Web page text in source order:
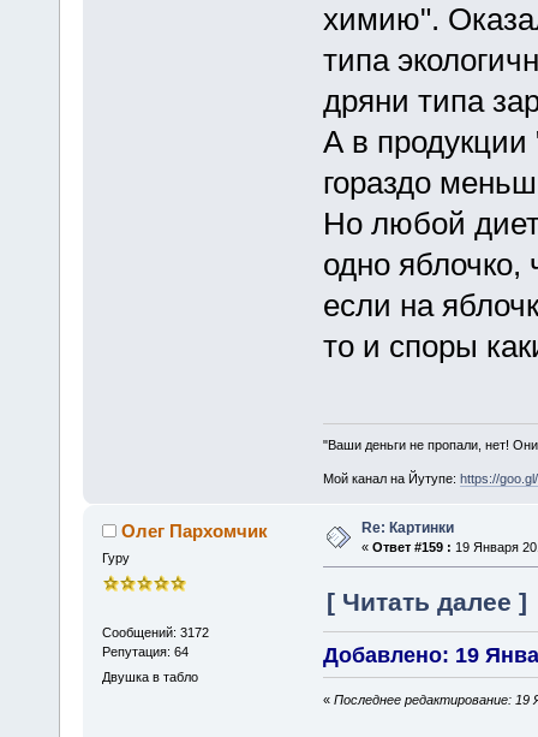
химию".
типа
дряни типа
А в продукции
гораздо
Но любой
одно
если на
то и споры
"Ваши деньги не пропали, нет!
Мой канал на Йутупе: https://
Олег Пархомчик
Гуру
Сообщений: 3172
Репутация: 64
Двушка в табло
Re: Картинки
« Ответ #159 : 19 Января
[ Читать далее ]
Добавлено: 19
« Последнее редактирование: